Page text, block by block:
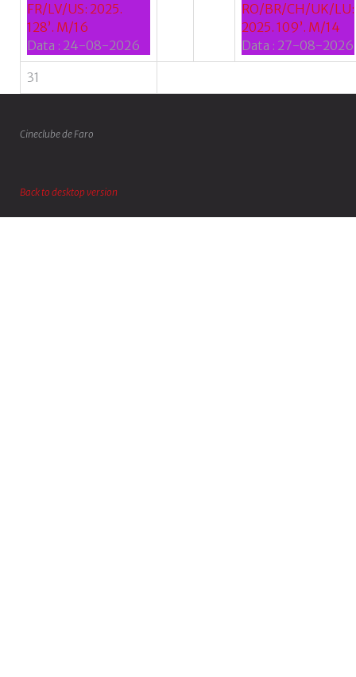
FR/LV/US: 2025.
128’. M/16
Data : 24-08-2026
RO/BR/CH/UK/LU:
2025. 109’. M/14
Data : 27-08-2026
31
Cineclube de Faro
Back to desktop version